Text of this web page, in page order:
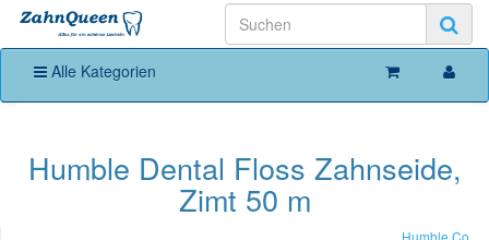
Alle Kategorien
Humble Dental Floss Zahnseide,
Zimt 50 m
Humble Co.